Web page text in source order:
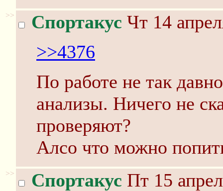
>> Спортакус Чт 14
>>4376
По работе не так
анализы. Ничего не
проверяют?
Алсо что можно
>> Спортакус Пт 15